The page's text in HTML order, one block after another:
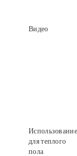
Видео
Использование
для теплого
пола